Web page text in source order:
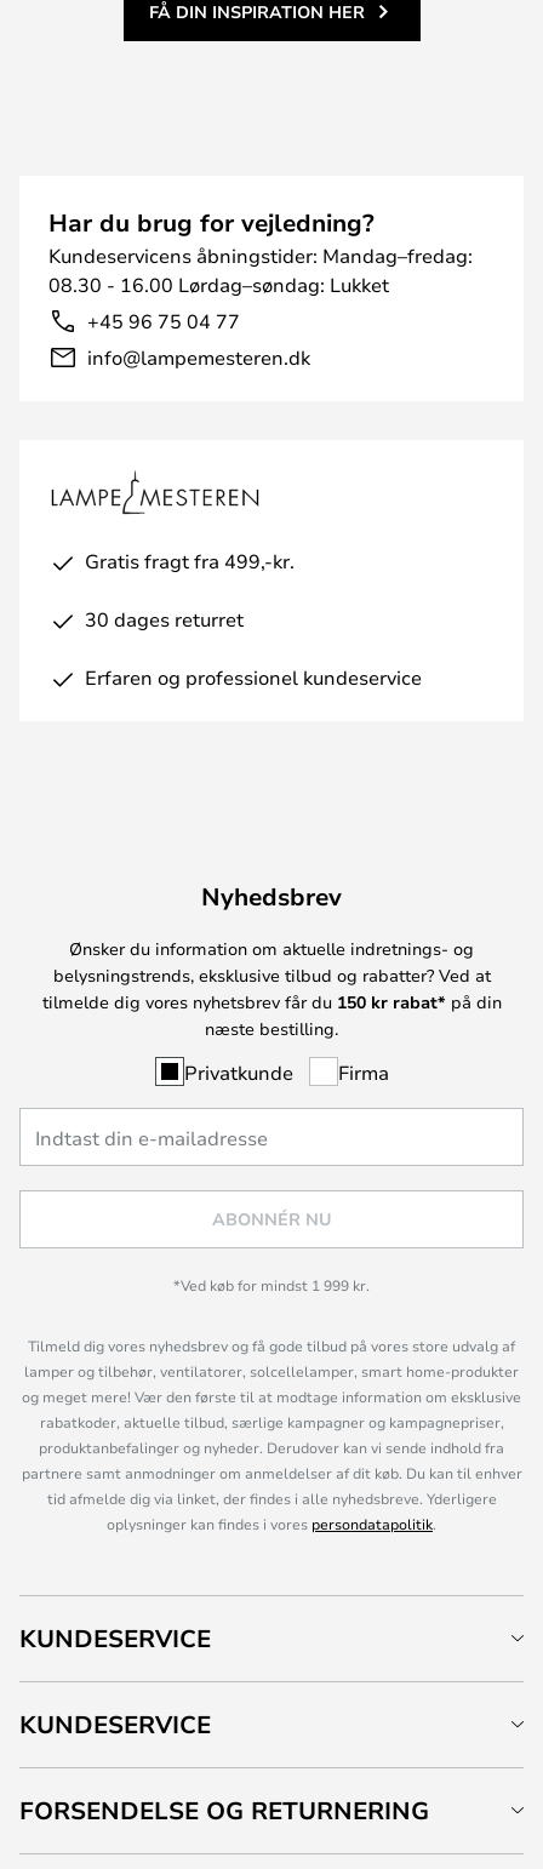
FÅ DIN INSPIRATION HER
Har du brug for vejledning?
Kundeservicens åbningstider: Mandag–fredag:
08.30 - 16.00 Lørdag–søndag: Lukket
+45 96 75 04 77
info@lampemesteren.dk
Gratis fragt fra 499,-kr.
30 dages returret
Erfaren og professionel kundeservice
Nyhedsbrev
Ønsker du information om aktuelle indretnings- og
belysningstrends, eksklusive tilbud og rabatter? Ved at
tilmelde dig vores nyhetsbrev får du 150 kr rabat* på din
næste bestilling.
Privatkunde Firma
ABONNÉR NU
*Ved køb for mindst 1 999 kr.
Tilmeld dig vores nyhedsbrev og få gode tilbud på vores store udvalg af
lamper og tilbehør, ventilatorer, solcellelamper, smart home-produkter
og meget mere! Vær den første til at modtage information om eksklusive
rabatkoder, aktuelle tilbud, særlige kampagner og kampagnepriser,
produktanbefalinger og nyheder. Derudover kan vi sende indhold fra
partnere samt anmodninger om anmeldelser af dit køb. Du kan til enhver
tid afmelde dig via linket, der findes i alle nyhedsbreve. Yderligere
oplysninger kan findes i vores persondatapolitik.
KUNDESERVICE
KUNDESERVICE
FORSENDELSE OG RETURNERING